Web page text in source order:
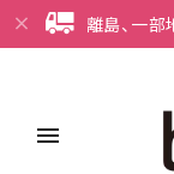
離島、一